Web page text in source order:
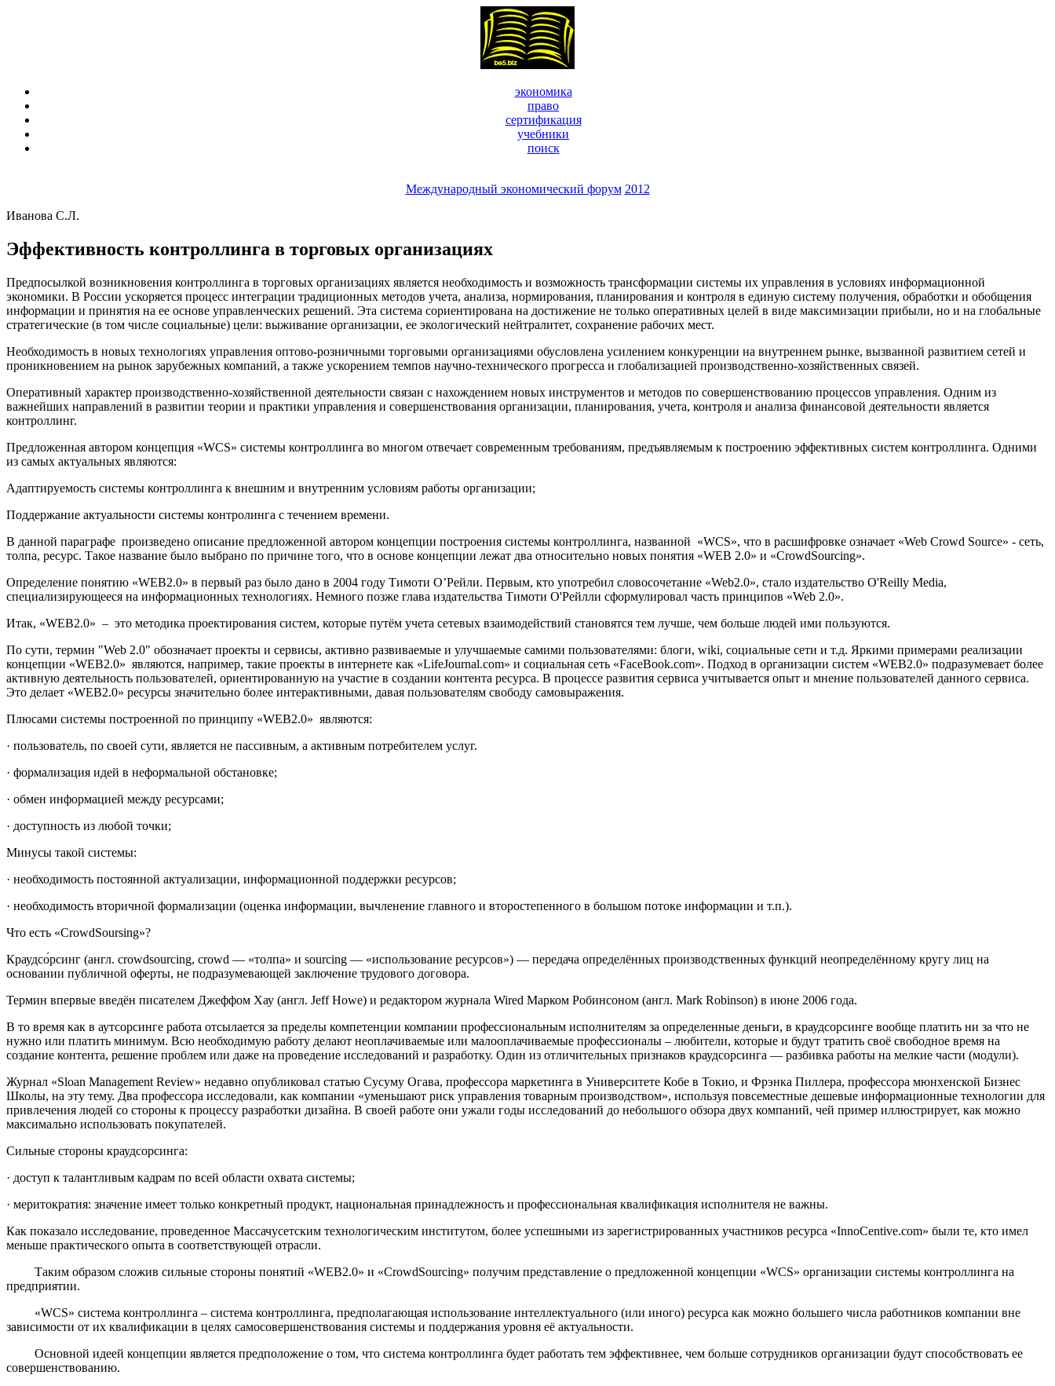
экономика
право
сертификация
учебники
поиск
Международный экономический форум 2012
Иванова С.Л.
Эффективность контроллинга в торговых организациях
Предпосылкой возникновения контроллинга в торговых организациях является необходимость и возможность трансформации системы их управления в условиях информационной
экономики. В России ускоряется процесс интеграции традиционных методов учета, анализа, нормирования, планирования и контроля в единую систему получения, обработки и обобщения
информации и принятия на ее основе управленческих решений. Эта система сориентирована на достижение не только оперативных целей в виде максимизации прибыли, но и на глобальные
стратегические (в том числе социальные) цели: выживание организации, ее экологический нейтралитет, сохранение рабочих мест.
Необходимость в новых технологиях управления оптово-розничными торговыми организациями обусловлена усилением конкуренции на внутреннем рынке, вызванной развитием сетей и
проникновением на рынок зарубежных компаний, а также ускорением темпов научно-технического прогресса и глобализацией производственно-хозяйственных связей.
Оперативный характер производственно-хозяйственной деятельности связан с нахождением новых инструментов и методов по совершенствованию процессов управления. Одним из
важнейших направлений в развитии теории и практики управления и совершенствования организации, планирования, учета, контроля и анализа финансовой деятельности является
контроллинг.
Предложенная автором концепция «WCS» системы контроллинга во многом отвечает современным требованиям, предъявляемым к построению эффективных систем контроллинга. Одними
из самых актуальных являются:
Адаптируемость системы контроллинга к внешним и внутренним условиям работы организации;
Поддержание актуальности системы контролинга с течением времени.
В данной параграфе произведено описание предложенной автором концепции построения системы контроллинга, названной «WCS», что в расшифровке означает «Web Crowd Source» - сеть,
толпа, ресурс. Такое название было выбрано по причине того, что в основе концепции лежат два относительно новых понятия «WEB 2.0» и «CrowdSourcing».
Определение понятию «WEB2.0» в первый раз было дано в 2004 году Тимоти О’Рейли. Первым, кто употребил словосочетание «Web2.0», стало издательство O'Reilly Media,
специализирующееся на информационных технологиях. Немного позже глава издательства Тимоти О'Рейлли сформулировал часть принципов «Web 2.0».
Итак, «WEB2.0» – это методика проектирования систем, которые путём учета сетевых взаимодействий становятся тем лучше, чем больше людей ими пользуются.
По сути, термин "Web 2.0" обозначает проекты и сервисы, активно развиваемые и улучшаемые самими пользователями: блоги, wiki, социальные сети и т.д. Яркими примерами реализации
концепции «WEB2.0» являются, например, такие проекты в интернете как «LifeJournal.com» и социальная сеть «FaceBook.com». Подход в организации систем «WEB2.0» подразумевает более
активную деятельность пользователей, ориентированную на участие в создании контента ресурса. В процессе развития сервиса учитывается опыт и мнение пользователей данного сервиса.
Это делает «WEB2.0» ресурсы значительно более интерактивными, давая пользователям свободу самовыражения.
Плюсами системы построенной по принципу «WEB2.0» являются:
· пользователь, по своей сути, является не пассивным, а активным потребителем услуг.
· формализация идей в неформальной обстановке;
· обмен информацией между ресурсами;
· доступность из любой точки;
Минусы такой системы:
· необходимость постоянной актуализации, информационной поддержки ресурсов;
· необходимость вторичной формализации (оценка информации, вычленение главного и второстепенного в большом потоке информации и т.п.).
Что есть «CrowdSoursing»?
Краудсо́рсинг (англ. crowdsourcing, crowd — «толпа» и sourcing — «использование ресурсов») — передача определённых производственных функций неопределённому кругу лиц на
основании публичной оферты, не подразумевающей заключение трудового договора.
Термин впервые введён писателем Джеффом Хау (англ. Jeff Howe) и редактором журнала Wired Марком Робинсоном (англ. Mark Robinson) в июне 2006 года.
В то время как в аутсорсинге работа отсылается за пределы компетенции компании профессиональным исполнителям за определенные деньги, в краудсорсинге вообще платить ни за что не
нужно или платить минимум. Всю необходимую работу делают неоплачиваемые или малооплачиваемые профессионалы – любители, которые и будут тратить своё свободное время на
создание контента, решение проблем или даже на проведение исследований и разработку. Один из отличительных признаков краудсорсинга — разбивка работы на мелкие части (модули).
Журнал «Sloan Management Review» недавно опубликовал статью Сусуму Огава, профессора маркетинга в Университете Кобе в Токио, и Фрэнка Пиллера, профессора мюнхенской Бизнес
Школы, на эту тему. Два профессора исследовали, как компании «уменьшают риск управления товарным производством», используя повсеместные дешевые информационные технологии для
привлечения людей со стороны к процессу разработки дизайна. В своей работе они ужали годы исследований до небольшого обзора двух компаний, чей пример иллюстрирует, как можно
максимально использовать покупателей.
Сильные стороны краудсорсинга:
· доступ к талантливым кадрам по всей области охвата системы;
· меритократия: значение имеет только конкретный продукт, национальная принадлежность и профессиональная квалификация исполнителя не важны.
Как показало исследование, проведенное Массачусетским технологическим институтом, более успешными из зарегистрированных участников ресурса «InnoCentive.com» были те, кто имел
меньше практического опыта в соответствующей отрасли.
Таким образом сложив сильные стороны понятий «WEB2.0» и «CrowdSourcing» получим представление о предложенной концепции «WCS» организации системы контроллинга на
предприятии.
«WCS» система контроллинга – система контроллинга, предполагающая использование интеллектуального (или иного) ресурса как можно большего числа работников компании вне
зависимости от их квалификации в целях самосовершенствования системы и поддержания уровня её актуальности.
Основной идеей концепции является предположение о том, что система контроллинга будет работать тем эффективнее, чем больше сотрудников организации будут способствовать ее
совершенствованию.